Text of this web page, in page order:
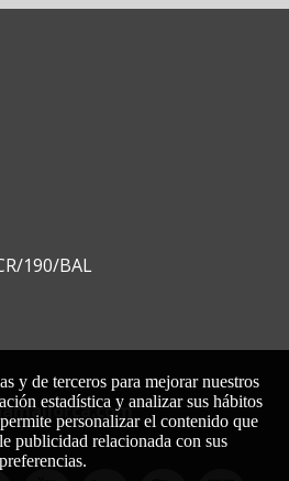
190/BAL
y de terceros para mejorar nuestros
estadística y analizar sus hábitos
personalizar el contenido que
publicidad relacionada con sus
preferencias.